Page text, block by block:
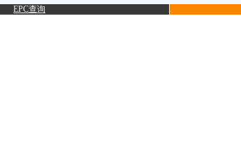
EPC查询